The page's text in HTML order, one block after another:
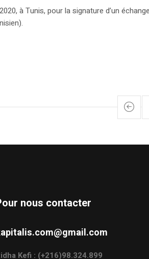
à Tunis, pour la signature d’un
nous contacter
Kefi : (+216)98.324.899